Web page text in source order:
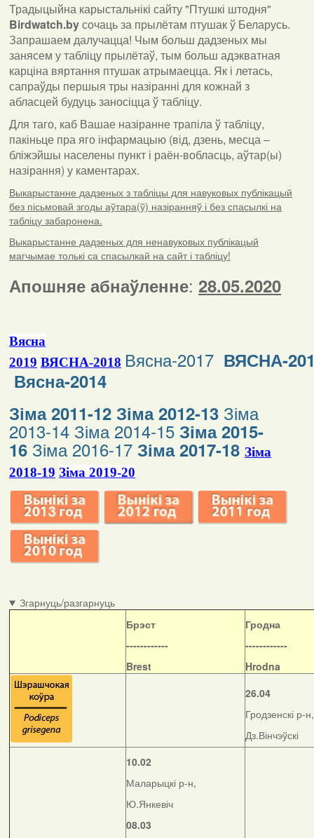
Традыцыйна карыстальнікі сайту "Птушкі штодня"
Birdwatch.byсочаць за прылётам птушак ў Беларусь.
Запрашаем далучацца! Чым больш дадзеных мы
занясем у табліцу прылётаў, тым больш адэкватная
карціна вяртання птушак атрымаецца. Як і летась,
сапраўды першыя тры назіранні для кожнай з
абласцей будуць заносіцца ў табліцу.
Для таго, каб Вашае назіранне трапіла ў табліцу,
пакіньце пра яго інфармацыю (від, дзень, месца –
бліжэйшы населены пункт і раён-вобласць, аўтар(ы)
назірання) у каментарах.
Выкарыстанне дадзеных з табліцы для навуковых публікацый
без пісьмовай згоды аўтара(ў) назіранняў і без спасылкі на
табліцу забаронена.
Выкарыстанне дадзеных для ненавуковых публікацый
магчымае толькі са спасылкай на сайт і табліцу!
Апошняе абнаўленне: 28.05.2020
Вясна
2019 ВЯСНА-2018 Вясна-2017 ВЯСНА-
Вясна-2014
Зіма 2011-12 Зіма 2012-13 Зіма
2013-14 Зіма 2014-15 Зіма 2015-
16 Зіма 2016-17 Зіма 2017-18 Зіма
2018-19 Зіма 2019-20
Згарнуць/разгарнуць
Брэст
------------
Brest
Гродна
------------
Hrodna
26.04
Гродзенскі р-н,
Дз.Вінчэўскі
10.02
Маларыцкі р-н,
Ю.Янкевіч
08.03